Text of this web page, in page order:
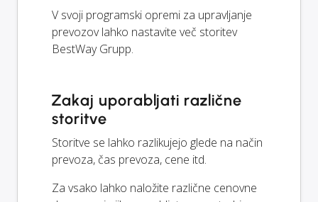
V svoji programski opremi za upravljanje
prevozov lahko nastavite več storitev
BestWay Grupp.
Zakaj uporabljati različne
storitve
Storitve se lahko razlikujejo glede na način
prevoza, čas prevoza, cene itd.
Za vsako lahko naložite različne cenovne